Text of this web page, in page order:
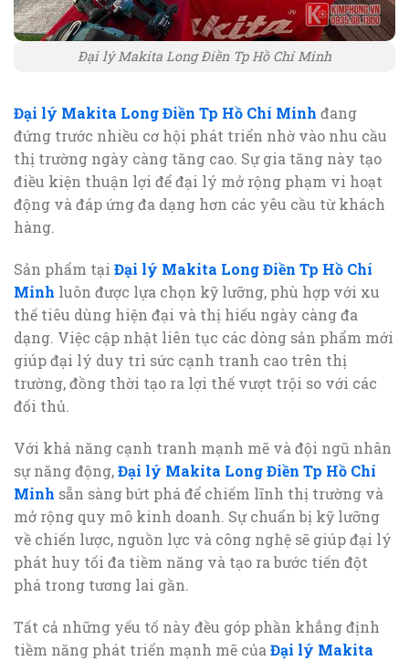
Đại lý Makita Long Điền Tp Hồ Chí Minh
Đại lý Makita Long Điền Tp Hồ Chí Minh đang
đứng trước nhiều cơ hội phát triển nhờ vào nhu cầu
thị trường ngày càng tăng cao. Sự gia tăng này tạo
điều kiện thuận lợi để đại lý mở rộng phạm vi hoạt
động và đáp ứng đa dạng hơn các yêu cầu từ khách
hàng.
Sản phẩm tại Đại lý Makita Long Điền Tp Hồ Chí
Minh luôn được lựa chọn kỹ lưỡng, phù hợp với xu
thế tiêu dùng hiện đại và thị hiếu ngày càng đa
dạng. Việc cập nhật liên tục các dòng sản phẩm mới
giúp đại lý duy trì sức cạnh tranh cao trên thị
trường, đồng thời tạo ra lợi thế vượt trội so với các
đối thủ.
Với khả năng cạnh tranh mạnh mẽ và đội ngũ nhân
sự năng động,Đại lý Makita Long Điền Tp Hồ Chí
Minh sẵn sàng bứt phá để chiếm lĩnh thị trường và
mở rộng quy mô kinh doanh. Sự chuẩn bị kỹ lưỡng
về chiến lược, nguồn lực và công nghệ sẽ giúp đại lý
phát huy tối đa tiềm năng và tạo ra bước tiến đột
phá trong tương lai gần.
Tất cả những yếu tố này đều góp phần khẳng định
tiềm năng phát triển mạnh mẽ của Đại lý Makita